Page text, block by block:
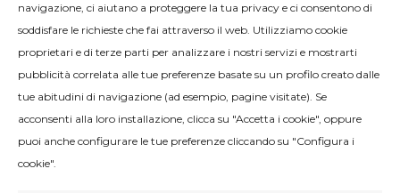
navigazione, ci aiutano a proteggere la tua privacy e ci consentono di
soddisfare le richieste che fai attraverso il web. Utilizziamo cookie
proprietari e di terze parti per analizzare i nostri servizi e mostrarti
pubblicità correlata alle tue preferenze basate su un profilo creato dalle
tue abitudini di navigazione (ad esempio, pagine visitate). Se
acconsenti alla loro installazione, clicca su "Accetta i cookie", oppure
puoi anche configurare le tue preferenze cliccando su "Configura i
cookie".